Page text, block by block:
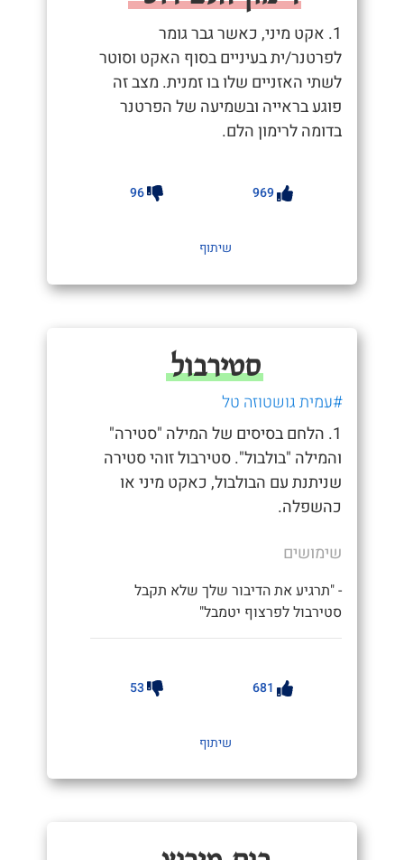
1. אקט מיני, כאשר גבר גומר
לפרטנר/ית בעיניים בסוף האקט וסוטר
לשתי האזניים שלו בו זמנית. מצב זה
פוגע בראייה ובשמיעה של הפרטנר
בדומה לרימון הלם.
969
96
שיתוף
סטירבול
#עמית גושטוזה טל
1. הלחם בסיסים של המילה "סטירה"
והמילה "בולבול". סטירבול זוהי סטירה
שניתנת עם הבולבול, כאקט מיני או
כהשפלה.
שימושים
- "תרגיע את הדיבור שלך שלא תקבל
סטירבול לפרצוף יטמבל"
681
53
שיתוף